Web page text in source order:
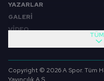
YAZARLAR
GALERİ
VİDEO
SABAH SPORU
SPOR GÜNDEMİ
Copyright © 2026 A Spor. Tüm